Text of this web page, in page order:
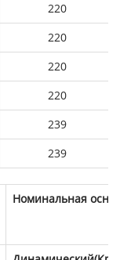
220
220
220
220
239
239
Номинальная